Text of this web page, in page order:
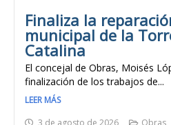
Finaliza la
municipal de la
Catalina
El concejal de Obras, Moisés
finalización de los trabajos de...
LEER MÁS
3 de agosto de 2026
Obras